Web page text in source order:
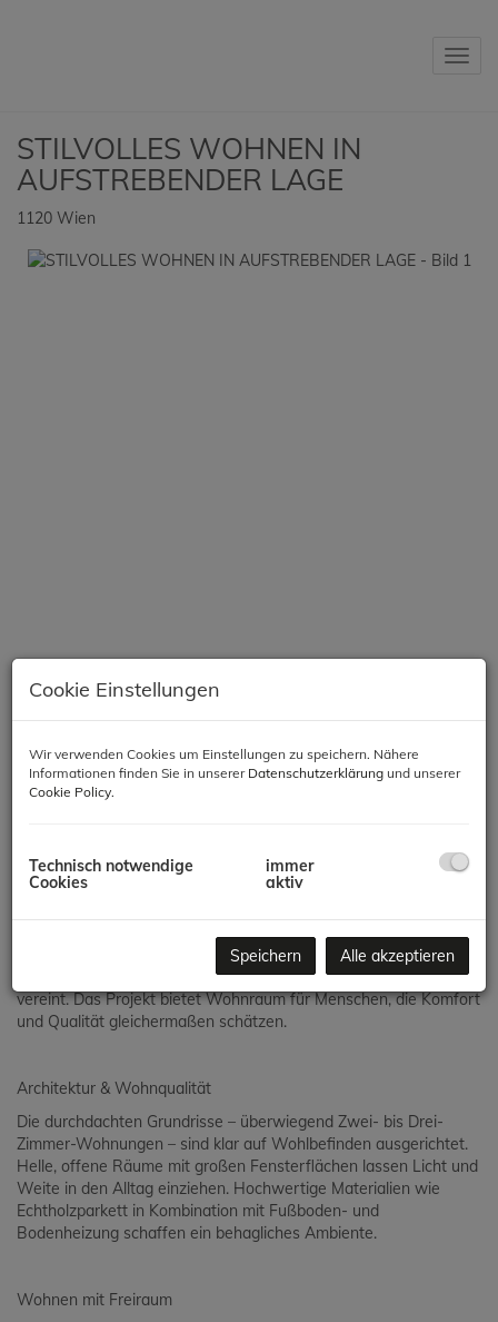
STILVOLLES WOHNEN IN
AUFSTREBENDER LAGE
1120 Wien
Beschreibung
Nachhaltigkeit
In einer der gefragtesten Lagen des 12. Bezirks entsteht ein
hochwertiges Neubauprojekt mit 66 Wohnungen, das modernes
Wohnen, zeitgemäße Architektur und nachhaltige Bauweise
vereint. Das Projekt bietet Wohnraum für Menschen, die Komfort
und Qualität gleichermaßen schätzen.
Architektur & Wohnqualität
Die durchdachten Grundrisse – überwiegend Zwei- bis Drei-
Zimmer-Wohnungen – sind klar auf Wohlbefinden ausgerichtet.
Helle, offene Räume mit großen Fensterflächen lassen Licht und
Weite in den Alltag einziehen. Hochwertige Materialien wie
Echtholzparkett in Kombination mit Fußboden- und
Bodenheizung schaffen ein behagliches Ambiente.
Wohnen mit Freiraum
Cookie Einstellungen
Wir verwenden Cookies um Einstellungen zu speichern. Nähere
Informationen finden Sie in unserer Datenschutzerklärung und unserer
Cookie Policy.
Technisch notwendige
Cookies
immer
aktiv
Speichern Alle akzeptieren